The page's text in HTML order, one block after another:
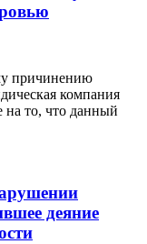
причинению
компания
на то, что данный
деяние